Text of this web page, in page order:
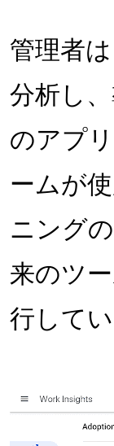
管理者
分析し
のアプ
ームが
ニング
来のツ
行して